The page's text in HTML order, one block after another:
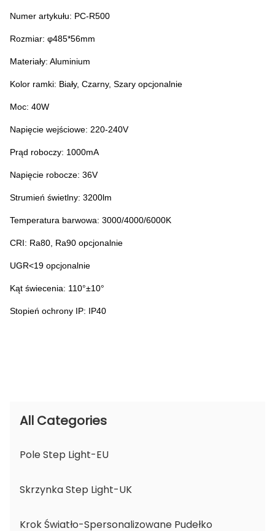
Numer artykułu: PC-R500
Rozmiar: φ485*56mm
Materiały: Aluminium
Kolor ramki: Biały, Czarny, Szary opcjonalnie
Moc: 40W
Napięcie wejściowe: 220-240V
Prąd roboczy: 1000mA
Napięcie robocze: 36V
Strumień świetlny: 3200lm
Temperatura barwowa: 3000/4000/6000K
CRI: Ra80, Ra90 opcjonalnie
UGR<19 opcjonalnie
Kąt świecenia: 110°±10°
Stopień ochrony IP: IP40
All Categories
Pole Step Light-EU
Skrzynka Step Light-UK
Krok Światło-Spersonalizowane Pudełko